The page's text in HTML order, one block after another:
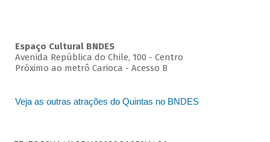
Espaço Cultural BNDES
Avenida República do Chile, 100 - Centro
Próximo ao metrô Carioca - Acesso B
Veja as outras atrações do Quintas no BNDES